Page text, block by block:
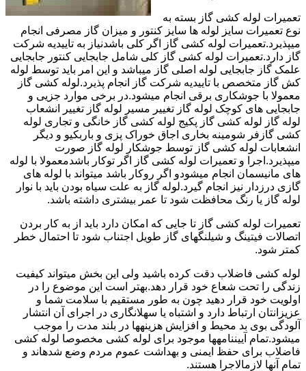
تعمیرات لوله کشی گاز بسته به
نوع تعمیرات سایز لوله ها سایز کنتور و میزان گاز مصرفی انجام
میپذیرد.تعمیرات لوله کشی گاز اگر کلی باشدنیاز به تاییدیه شرکت
گاز دارد.تعمیرات لوله کشی گاز کلی شامل جابجایی کنتور جابجایی
علمک گاز جابجایی لوله اصلی گاز میباشد و این امر باید توسط لوله
کش گاز متخصص با تاییدیه شرکت گاز انجام پذیرد.لوله کشی گاز
معمولا با جوشکاری برقی انجام میشود.در برخی موارد جزیی و
جابجایی های کوچک لوله گاز تغییر مسیر لوله گاز تغییر انشعاب
لوله گاز لوله کشی گاز پکیج لوله کشی گاز خانگی و تجاری لوله
کشی گازفر شومینه بخاری اجاق خوراک پزی و باربکیو و دیگر
انشعابات لوله کشی گاز توسط جوشکار لوله گاز صورت
میپذیرد.اجرا و تعمیرات لوله کشی گاز اگر توکار باشدمعمولا با لوله
های مانیسمان انجام میشودو اگر روکار باشد میتواند با لوله های
گازی درزدار نیز انجام گیرد.لوله گاز به علت سیاه بودن باید با نوار
لوله گاز یا رنگ محافظت شود تا عمر بیشتری داشته باشد.
تعمیرات لوله کشی گاز تا جایی که امکان دارد باید از به کار بردن
اتصالات فیتینگ و شیلنگهای گاز طویل اجتناب شود تا احتمال خطر
کمتر شود.
لوله کشی فاضلاب دقت کرده باشید ولی این بخش میتواند کیفیت
زندگی را تحت شعاع خود قرار دهد.بهتر است این موضوع را در
اولویت خود قرار دهید چون به طور مستقیم با سلامت شما و
عزیزانتان ارتباط دارد و اشتباه یا سهلانگاری در اجرای آن انتشار
آلودگی بوی بد محیط و افزایش هزینهها در بلند مدت را موجب
میشود.تمام آییننامهها موجود برای لوله کشی مخصوصا لوله کشی
فاضلاب برای حفظ ایمنی و بهداشت عموم مردم وضع شدهاند و
تمام آنها لازمالاجرا هستند.